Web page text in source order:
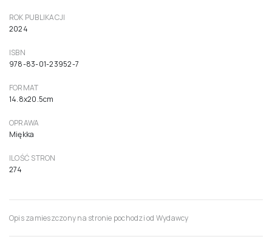
ROK PUBLIKACJI
2024
ISBN
978-83-01-23952-7
FORMAT
14.8x20.5cm
OPRAWA
Miękka
ILOŚĆ STRON
274
Opis zamieszczony na stronie pochodzi od Wydawcy